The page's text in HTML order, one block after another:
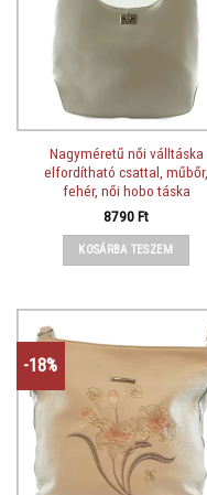
Nagyméretű női válltáska
elfordítható csattal, műbőr,
fehér, női hobo táska
8790Ft
KOSÁRBA TESZEM
-18%